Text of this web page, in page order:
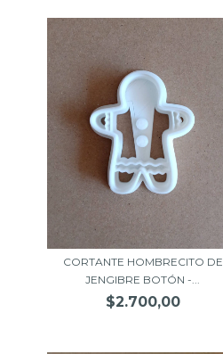
CORTANTE HOMBRECITO DE
JENGIBRE BOTÓN -...
$2.700,00